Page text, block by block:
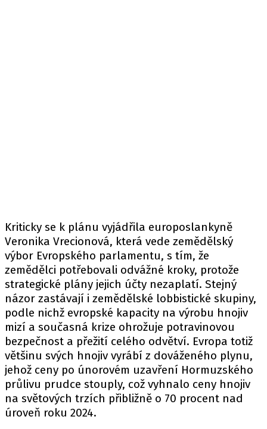
Kriticky se k plánu vyjádřila europoslankyně
Veronika Vrecionová, která vede zemědělský
výbor Evropského parlamentu, s tím, že
zemědělci potřebovali odvážné kroky, protože
strategické plány jejich účty nezaplatí. Stejný
názor zastávají i zemědělské lobbistické skupiny,
podle nichž evropské kapacity na výrobu hnojiv
mizí a současná krize ohrožuje potravinovou
bezpečnost a přežití celého odvětví. Evropa totiž
většinu svých hnojiv vyrábí z dováženého plynu,
jehož ceny po únorovém uzavření Hormuzského
průlivu prudce stouply, což vyhnalo ceny hnojiv
na světových trzích přibližně o 70 procent nad
úroveň roku 2024.